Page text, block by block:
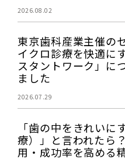
2026.08.02
東京歯科産業主催の
イクロ診療を快適に
スタントワーク」に
ました
2026.07.29
「歯の中をきれいに
療）」と言われたら
用・成功率を高める